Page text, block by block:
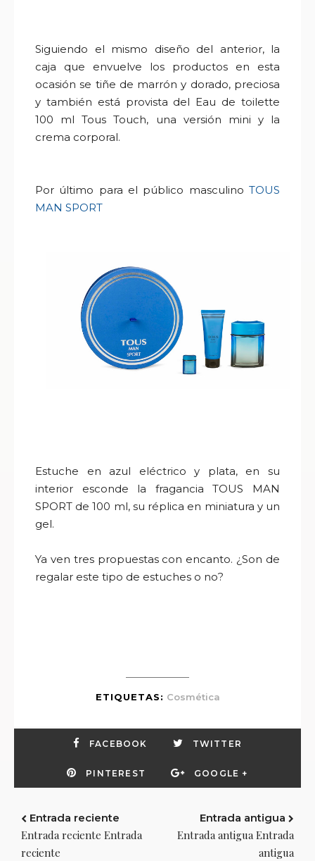
Siguiendo el mismo diseño del anterior, la
caja que envuelve los productos en esta
ocasión se tiñe de marrón y dorado, preciosa
y también está provista del Eau de toilette
100 ml Tous Touch, una versión mini y la
crema corporal.
Por último para el público masculino TOUS
MAN SPORT
Estuche en azul eléctrico y plata, en su
interior esconde la fragancia TOUS MAN
SPORT de 100 ml, su réplica en miniatura y un
gel.
Ya ven tres propuestas con encanto. ¿Son de
regalar este tipo de estuches o no?
ETIQUETAS: Cosmética
FACEBOOK TWITTER
PINTEREST GOOGLE +
Entrada reciente
Entrada reciente Entrada
reciente
Entrada antigua
Entrada antigua Entrada
antigua